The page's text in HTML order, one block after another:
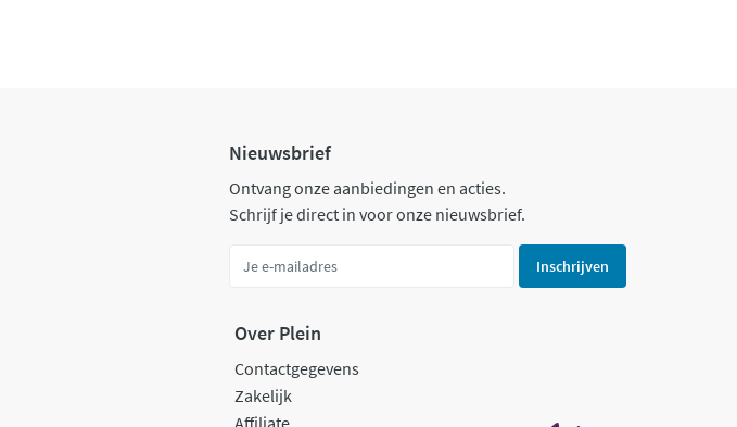
Nieuwsbrief
Ontvang onze aanbiedingen en acties.
Schrijf je direct in voor onze nieuwsbrief.
Inschrijven
Over Plein
Contactgegevens
Zakelijk